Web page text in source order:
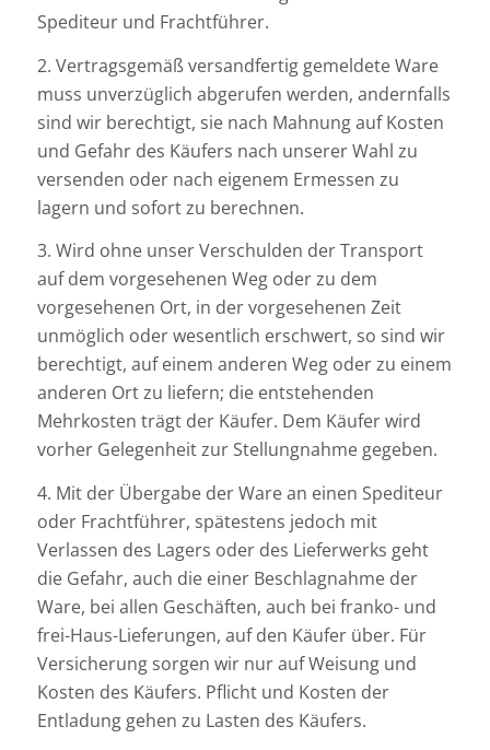
Spediteur und Frachtführer.
2. Vertragsgemäß versandfertig gemeldete Ware
muss unverzüglich abgerufen werden, andernfalls
sind wir berechtigt, sie nach Mahnung auf Kosten
und Gefahr des Käufers nach unserer Wahl zu
versenden oder nach eigenem Ermessen zu
lagern und sofort zu berechnen.
3. Wird ohne unser Verschulden der Transport
auf dem vorgesehenen Weg oder zu dem
vorgesehenen Ort, in der vorgesehenen Zeit
unmöglich oder wesentlich erschwert, so sind wir
berechtigt, auf einem anderen Weg oder zu einem
anderen Ort zu liefern; die entstehenden
Mehrkosten trägt der Käufer. Dem Käufer wird
vorher Gelegenheit zur Stellungnahme gegeben.
4. Mit der Übergabe der Ware an einen Spediteur
oder Frachtführer, spätestens jedoch mit
Verlassen des Lagers oder des Lieferwerks geht
die Gefahr, auch die einer Beschlagnahme der
Ware, bei allen Geschäften, auch bei franko- und
frei-Haus-Lieferungen, auf den Käufer über. Für
Versicherung sorgen wir nur auf Weisung und
Kosten des Käufers. Pflicht und Kosten der
Entladung gehen zu Lasten des Käufers.